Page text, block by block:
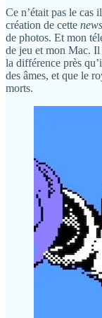
Ce n’était pas le cas
création de cette
de photos. Et mon
de jeu et mon Mac. Il
la différence près
des âmes, et que le
morts.